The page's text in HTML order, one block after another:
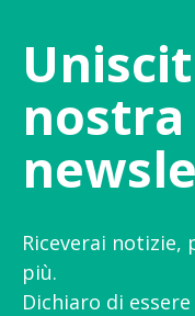
nostra
Riceverai
più.
Dichiaro di